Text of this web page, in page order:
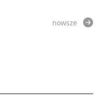
nowsze